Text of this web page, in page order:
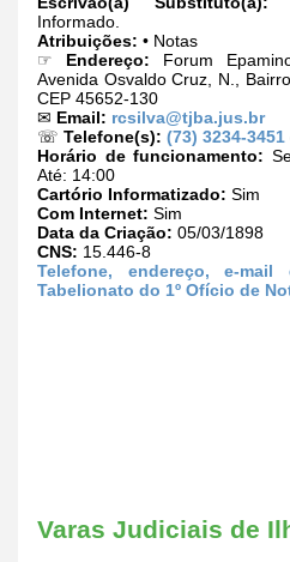
Informado.
Atribuições: • Notas
☞ Endereço: Forum
Avenida Osvaldo Cruz, N.,
CEP 45652-130
✉ Email: rcsilva@tjba.jus.br
☏ Telefone(s): (73) 3234-3451
Horário de funcionamento:
Até: 14:00
Cartório Informatizado: Sim
Com Internet: Sim
Data da Criação: 05/03/1898
CNS: 15.446-8
Telefone, endereço, e-
Tabelionato do 1º Ofício de
Varas Judiciais de